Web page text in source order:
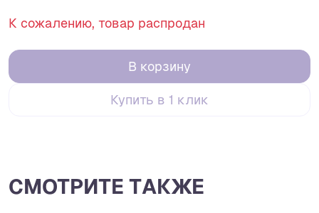
К сожалению, товар распродан
В корзину
Купить в 1 клик
СМОТРИТЕ ТАКЖЕ